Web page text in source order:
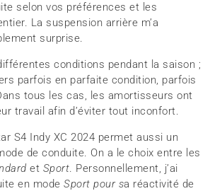
selon vos préférences et les
La suspension arrière m’a
surprise.
conditions pendant la saison ;
parfois en parfaite condition, parfois
tous les cas, les amortisseurs ont
travail afin d’éviter tout inconfort.
S4 Indy XC 2024 permet aussi un
de conduite. On a le choix entre les
et Sport. Personnellement, j’ai
en modeSport pour sa réactivité de